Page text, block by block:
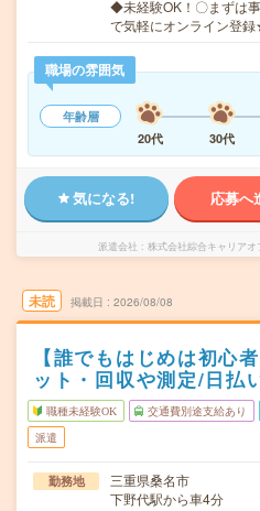
◆未経験OK！〇まずは
で気軽にオンライン登
職場の雰囲気
年齢層
20代
30代
気になる! 応募へ
派遣会社 株式会社綜合キャリア
未読 掲載日 2026/08/08
【誰でもはじめは初心
ット・回収や測定/日払
職種未経験OK 交通費別途支給あり
派遣
勤務地
三重県桑名市
下野代駅から車4分